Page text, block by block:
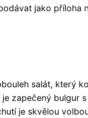
jako příloha
salát, který
zapečený bulgur
je skvělou